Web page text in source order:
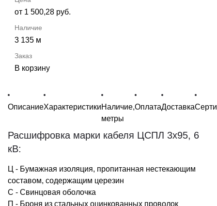
от 1 500,28 руб.
3 135 м
В корзину
ОписаниеХарактеристикиНаличие,
метры
ОплатаДоставка
Расшифровка марки кабеля ЦСПЛ 3х95, 6
кВ:
Ц - Бумажная изоляция, пропитанная нестекающим
составом, содержащим церезин
С - Свинцовая оболочка
П - Броня из стальных оцинкованных проволок